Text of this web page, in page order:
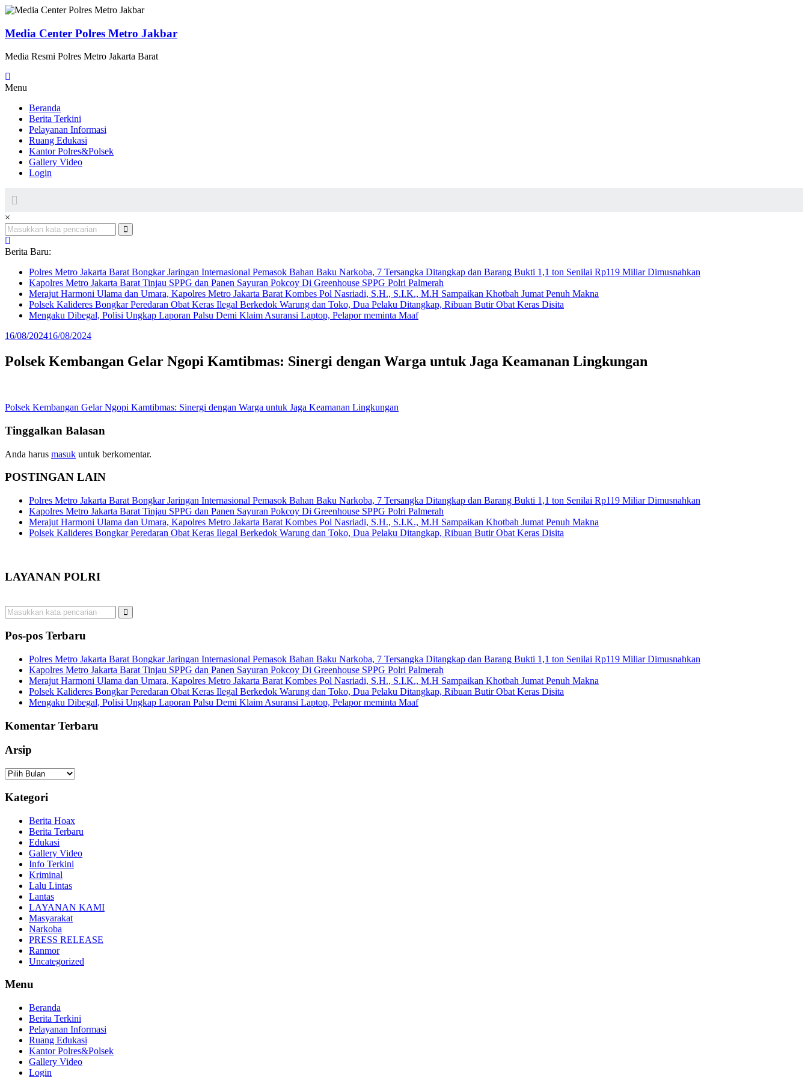
Lompat
konten
Media Center Polres Metro Jakbar
Media Resmi Polres Metro Jakarta Barat
Menu
Beranda
Berita Terkini
Pelayanan Informasi
Ruang Edukasi
Kantor Polres&Polsek
Gallery Video
Login
×
Berita Baru:
Polres Metro Jakarta Barat Bongkar Jaringan Internasional Pemasok Bahan Baku Narkoba, 7 Tersangka Ditangkap dan Barang Bukti 1,1 ton Senilai Rp119 Miliar Dimusnahkan
Kapolres Metro Jakarta Barat Tinjau SPPG dan Panen Sayuran Pokcoy Di Greenhouse SPPG Polri Palmerah
Merajut Harmoni Ulama dan Umara, Kapolres Metro Jakarta Barat Kombes Pol Nasriadi, S.H., S.I.K., M.H Sampaikan Khotbah Jumat Penuh Makna
Polsek Kalideres Bongkar Peredaran Obat Keras Ilegal Berkedok Warung dan Toko, Dua Pelaku Ditangkap, Ribuan Butir Obat Keras Disita
Mengaku Dibegal, Polisi Ungkap Laporan Palsu Demi Klaim Asuransi Laptop, Pelapor meminta Maaf
16/08/202416/08/2024
Polsek Kembangan Gelar Ngopi Kamtibmas: Sinergi dengan Warga untuk Jaga Keamanan Lingkungan
Navigasi
Polsek Kembangan Gelar Ngopi Kamtibmas: Sinergi dengan Warga untuk Jaga Keamanan Lingkungan
Tinggalkan Balasan
Anda harus masuk untuk berkomentar.
POSTINGAN LAIN
Polres Metro Jakarta Barat Bongkar Jaringan Internasional Pemasok Bahan Baku Narkoba, 7 Tersangka Ditangkap dan Barang Bukti 1,1 ton Senilai Rp119 Miliar Dimusnahkan
Kapolres Metro Jakarta Barat Tinjau SPPG dan Panen Sayuran Pokcoy Di Greenhouse SPPG Polri Palmerah
Merajut Harmoni Ulama dan Umara, Kapolres Metro Jakarta Barat Kombes Pol Nasriadi, S.H., S.I.K., M.H Sampaikan Khotbah Jumat Penuh Makna
Polsek Kalideres Bongkar Peredaran Obat Keras Ilegal Berkedok Warung dan Toko, Dua Pelaku Ditangkap, Ribuan Butir Obat Keras Disita
LAYANAN POLRI
Pos-pos Terbaru
Polres Metro Jakarta Barat Bongkar Jaringan Internasional Pemasok Bahan Baku Narkoba, 7 Tersangka Ditangkap dan Barang Bukti 1,1 ton Senilai Rp119 Miliar Dimusnahkan
Kapolres Metro Jakarta Barat Tinjau SPPG dan Panen Sayuran Pokcoy Di Greenhouse SPPG Polri Palmerah
Merajut Harmoni Ulama dan Umara, Kapolres Metro Jakarta Barat Kombes Pol Nasriadi, S.H., S.I.K., M.H Sampaikan Khotbah Jumat Penuh Makna
Polsek Kalideres Bongkar Peredaran Obat Keras Ilegal Berkedok Warung dan Toko, Dua Pelaku Ditangkap, Ribuan Butir Obat Keras Disita
Mengaku Dibegal, Polisi Ungkap Laporan Palsu Demi Klaim Asuransi Laptop, Pelapor meminta Maaf
Komentar Terbaru
Arsip
Arsip
Kategori
Berita Hoax
Berita Terbaru
Edukasi
Gallery Video
Info Terkini
Kriminal
Lalu Lintas
Lantas
LAYANAN KAMI
Masyarakat
Narkoba
PRESS RELEASE
Ranmor
Uncategorized
Menu
Beranda
Berita Terkini
Pelayanan Informasi
Ruang Edukasi
Kantor Polres&Polsek
Gallery Video
Login